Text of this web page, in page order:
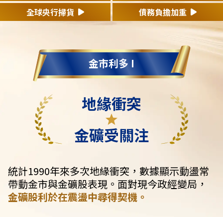
全球央行掃貨
債務負擔加重
金市利多 I
地緣衝突
金礦受關注
統計1990年來多次地緣衝突，數據顯示動盪常
帶動金市與金礦股表現。面對現今政經變局，
金礦股利於在震盪中尋得契機。